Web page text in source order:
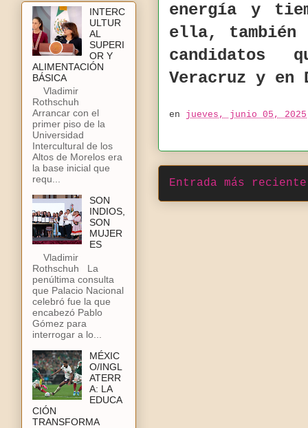
energía y
ella,
candidatos
Veracruz y en
en jueves, junio 05, 2025
Entrada más reciente
INTERC
ULTUR
AL
SUPERI
OR Y
ALIMENTACIÓN
BÁSICA
Vladimir
Rothschuh
Arrancar con el
primer piso de la
Universidad
Intercultural de los
Altos de Morelos era
la base inicial que
requ...
SON
INDIOS,
SON
MUJER
ES
Vladimir
Rothschuh La
penúltima consulta
que Palacio Nacional
celebró fue la que
encabezó Pablo
Gómez para
interrogar a lo...
MÉXIC
O/INGL
ATERR
A: LA
EDUCA
CIÓN
TRANSFORMA